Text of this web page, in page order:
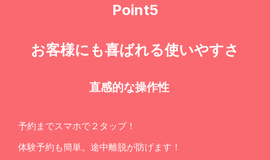
Point5
お客様にも喜ばれる使いやすさ
直感的な操作性
予約までスマホで２タップ！
体験予約も簡単。途中離脱が防げます！